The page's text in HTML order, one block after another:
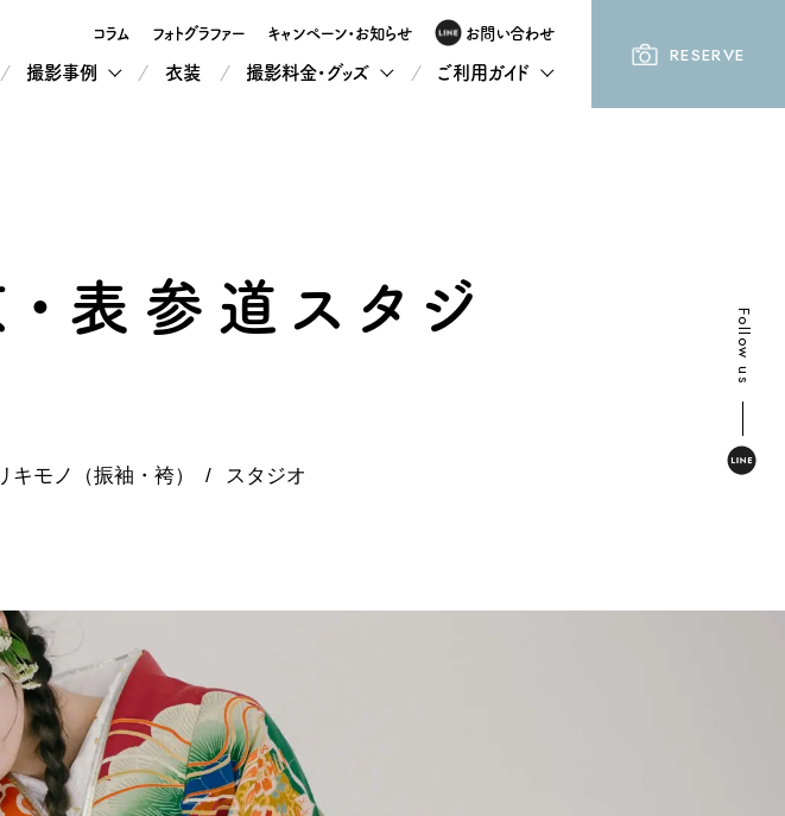
撮影事例 衣装 撮影料金・グッズ ご利用ガイド
コラム フォトグラファー キャンペーン・お知らせ お問い合わせ
RESERVE
Follow us
表参道スタジ
キモノ（振袖・袴） スタジオ